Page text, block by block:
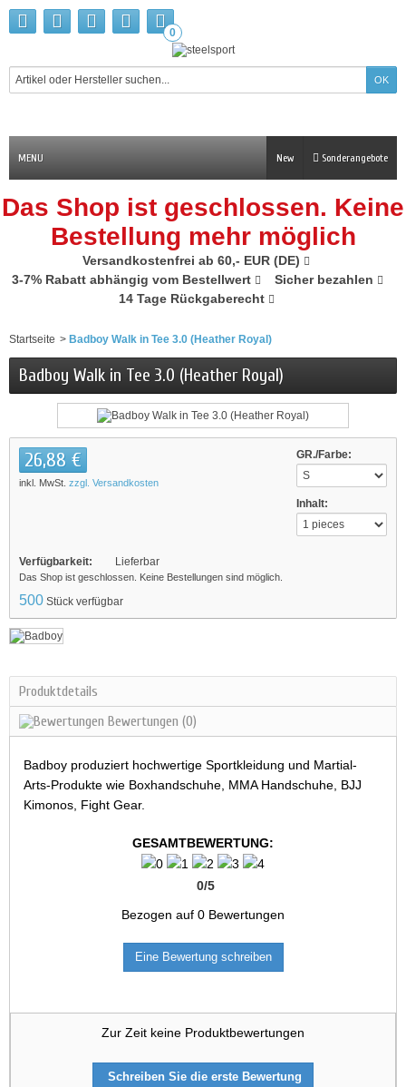
0
MENU Sonderangebote
New
Das Shop ist geschlossen. Keine
Bestellung mehr möglich
Versandkostenfrei ab 60,- EUR (DE)
3-7% Rabatt abhängig vom Bestellwert
Sicher bezahlen
14 Tage Rückgaberecht
Startseite > Badboy Walk in Tee 3.0 (Heather Royal)
Badboy Walk in Tee 3.0 (Heather Royal)
GR./Farbe:
Inhalt:
26,88 €
inkl. MwSt. zzgl. Versandkosten
Verfügbarkeit: Lieferbar
Das Shop ist geschlossen. Keine Bestellungen sind möglich.
500 Stück verfügbar
Produktdetails
Bewertungen (0)
Badboy produziert hochwertige Sportkleidung und Martial-
Arts-Produkte wie Boxhandschuhe, MMA Handschuhe, BJJ
Kimonos, Fight Gear.
GESAMTBEWERTUNG:
0/5
Bezogen auf 0 Bewertungen
Eine Bewertung schreiben
Zur Zeit keine Produktbewertungen
Schreiben Sie die erste Bewertung